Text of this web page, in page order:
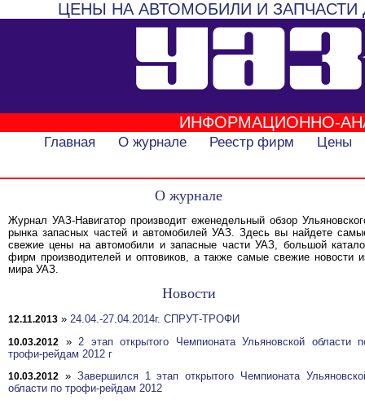
ЦЕНЫ НА АВТОМОБИЛИ И
ИНФОРМАЦИОННО-
Главная О журнале Реестр фирм Цены
О журнале
Журнал УАЗ-Навигатор производит еженедельный обзор
рынка запасных частей и автомобилей УАЗ. Здесь вы найдете
свежие цены на автомобили и запасные части УАЗ, большой
фирм производителей и оптовиков, а также самые свежие новости
мира УАЗ.
Новости
12.11.2013 » 24.04.-27.04.2014г. СПРУТ-ТРОФИ
10.03.2012 » 2 этап открытого Чемпионата Ульяновской области
трофи-рейдам 2012 г
10.03.2012 » Завершился 1 этап открытого Чемпионата
области по трофи-рейдам 2012